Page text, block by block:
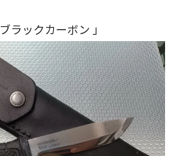
ラックカーボン 」